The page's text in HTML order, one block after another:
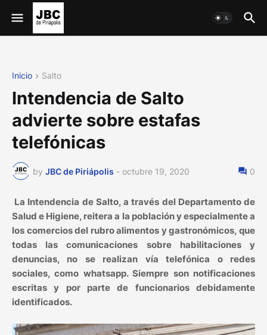
Inicio Salto
Intendencia de Salto
advierte sobre estafas
telefónicas
by JBC de Piriápolis - octubre 19, 2020 0
La Intendencia de Salto, a través del Departamento de
Salud e Higiene, reitera a la población y especialmente a
los comercios del rubro alimentos y gastronómicos, que
todas las comunicaciones sobre habilitaciones y
denuncias, no se realizan vía telefónica o redes
sociales, como whatsapp. Siempre son notificaciones
escritas y por parte de funcionarios debidamente
identificados.